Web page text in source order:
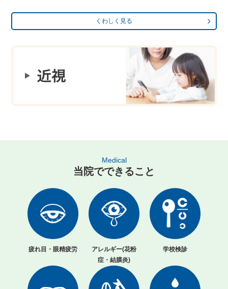
くわしく見る
当院でできること
Medical
疲れ目・眼精疲労
アレルギー(花粉
症・結膜炎)
学校検診